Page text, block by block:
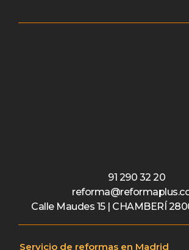
91 290 32 20
Calle Maudes 15 | CHAMBERÍ
Servicio de reformas en Madrid